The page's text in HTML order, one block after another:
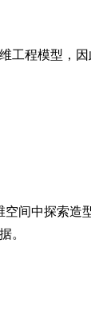
工程模型，
间中探索造
。